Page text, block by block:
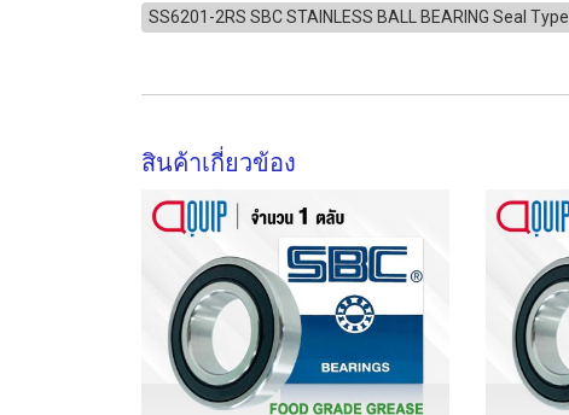
SS6201-2RS SBC STAINLESS BALL BEARING Seal Type
สินค้าเกี่ยวข้อง